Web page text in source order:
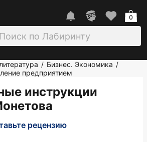
0
/ Бизнес. Экономика /
предприятием
инструкции
рецензию